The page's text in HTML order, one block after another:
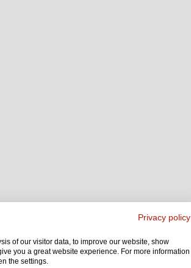
Privacy policy
of our visitor data, to improve our website, show
you a great website experience. For more information
the settings.